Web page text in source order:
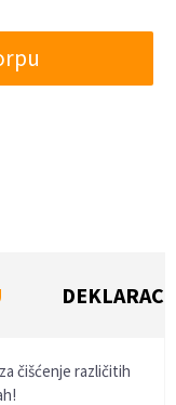
čišćenje različitih